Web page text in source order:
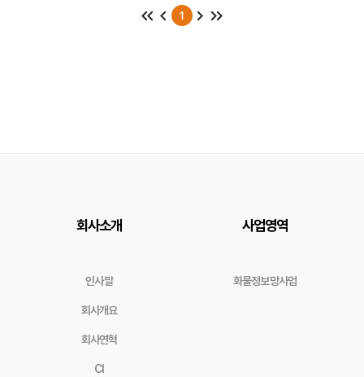
1
회사소개
인사말
회사개요
회사연혁
CI
사업영역
화물정보망사업